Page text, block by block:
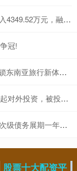
融资融券余额2.84亿元
冠!
验！_签证_护照_游客
跃肆号股权投资中心（有限合伙）
期一年并下调利率
股票十大配资平